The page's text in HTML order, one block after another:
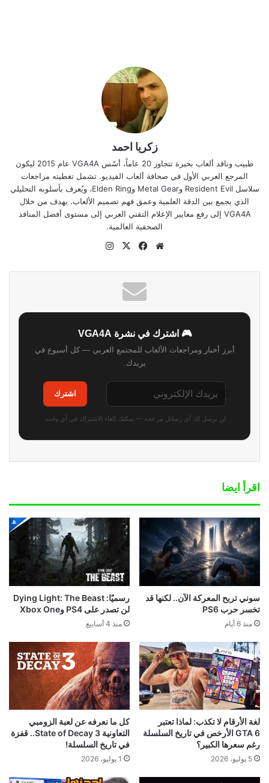
زكريا احمد
طبيب وناقد ألعاب بخبرة تتجاوز 20 عاماً، أسّس VGA4A عام 2015 ليكون
المرجع العربي الأول في صحافة ألعاب الفيديو. تشمل تغطيته مراجعات
سلاسل Resident Evil وMetal Gear وElden Ring، ويُعرف بأسلوبه التحليلي
الذي يجمع بين الدقة العلمية وعمق فهم تصميم الألعاب. يهدف من خلال
VGA4A إلى رفع معايير الإعلام التقني العربي إلى مستوى أفضل المنافذ
الصحفية العالمية.
موقع
فيسبوك
‫X
🎮 اشترك في نشرة VGA4A
أبرز أخبار ومراجعات الألعاب للمجتمع العربي — كل أسبوع في
بريدك.
اشترك
لن نرسل لك أي رسائل مزعجة — يمكنك إلغاء الاشتراك في أي وقت.
اقرأ ايضا
سوني تربح المعركة الآن.. لكنها قد
تخسر حرب PS6
منذ 6 أيام
رسميًا: Dying Light: The Beast
لن تصدر على PS4 وXbox One
منذ 4 أسابيع
لغة الأرقام لا تكذب: لماذا تعتبر
GTA 6 الأرخص في تاريخ السلسلة
رغم سعرها الكبير؟
5 يوليو، 2026
كل ما نعرفه عن لعبة الزومبي
التعاونية State of Decay 3.. قفزة
في تاريخ السلسلة!
1 يوليو، 2026